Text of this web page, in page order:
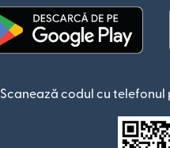
Scanează codul cu